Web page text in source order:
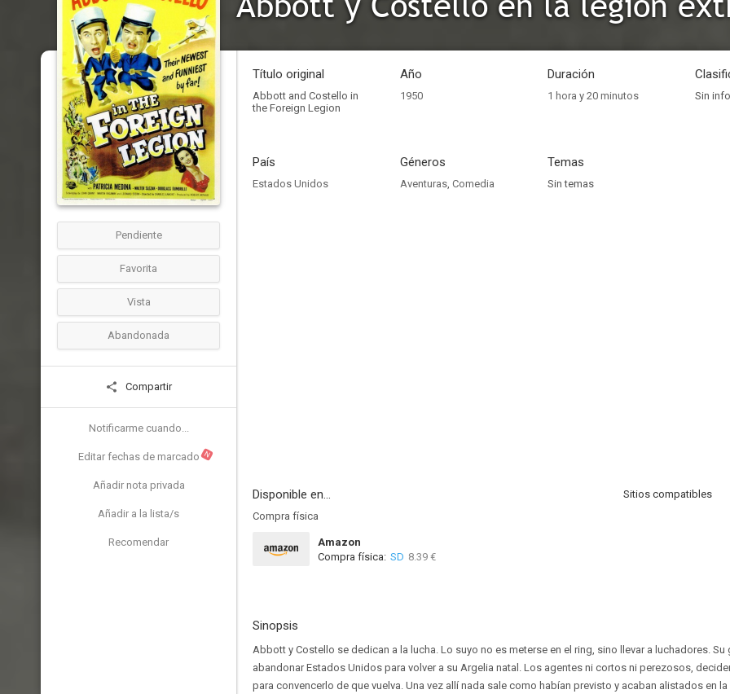
Pendiente
Favorita
Vista
Abandonada
Compartir
Notificarme cuando...
Editar fechas de marcado N
Añadir nota privada
Añadir a la lista/s
Recomendar
Título original
Abbott and Costello in
the Foreign Legion
Año
1950
Duración
1 hora y 20 minutos Sin
País
Estados Unidos
Géneros
Aventuras, Comedia
Temas
Sin temas
Disponible en...
Sitios compatibles
Compra física
Amazon
Compra física: SD 8.39 €
Sinopsis
Abbott y Costello se dedican a la lucha. Lo suyo no es meterse en el ring, sino llevar a luchadores. Su
abandonar Estados Unidos para volver a su Argelia natal. Los agentes ni cortos ni perezosos,
para convencerlo de que vuelva. Una vez allí nada sale como habían previsto y acaban alistados en la